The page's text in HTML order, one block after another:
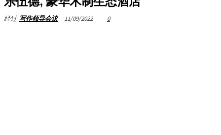
经过 写作领导会议 11/09/2022 0